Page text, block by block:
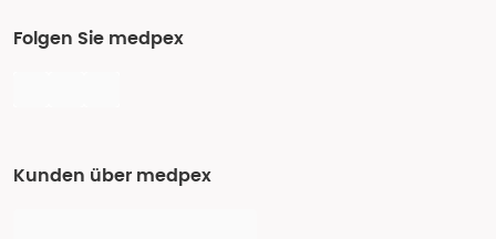
Folgen Sie medpex
Kunden über medpex